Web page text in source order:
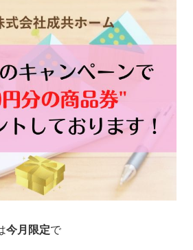
今月限定で